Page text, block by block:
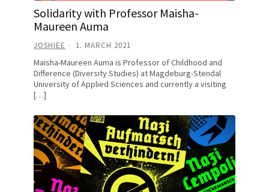
Solidarity with Professor Maisha-
Maureen Auma
JOSHIEE 1. MARCH 2021
Maisha-Maureen Auma is Professor of Childhood and
Difference (Diversity Studies) at Magdeburg-Stendal
University of Applied Sciences and currently a visiting
[…]